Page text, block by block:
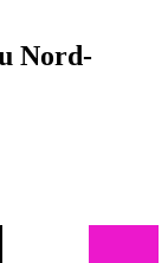
Nord-